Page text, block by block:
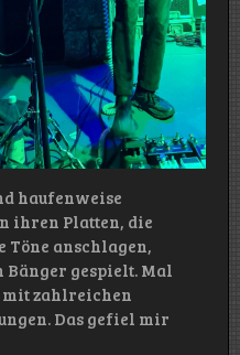
haufenweise
ihren Platten, die
Töne anschlagen,
gespielt. Mal
mit zahlreichen
Das gefiel mir